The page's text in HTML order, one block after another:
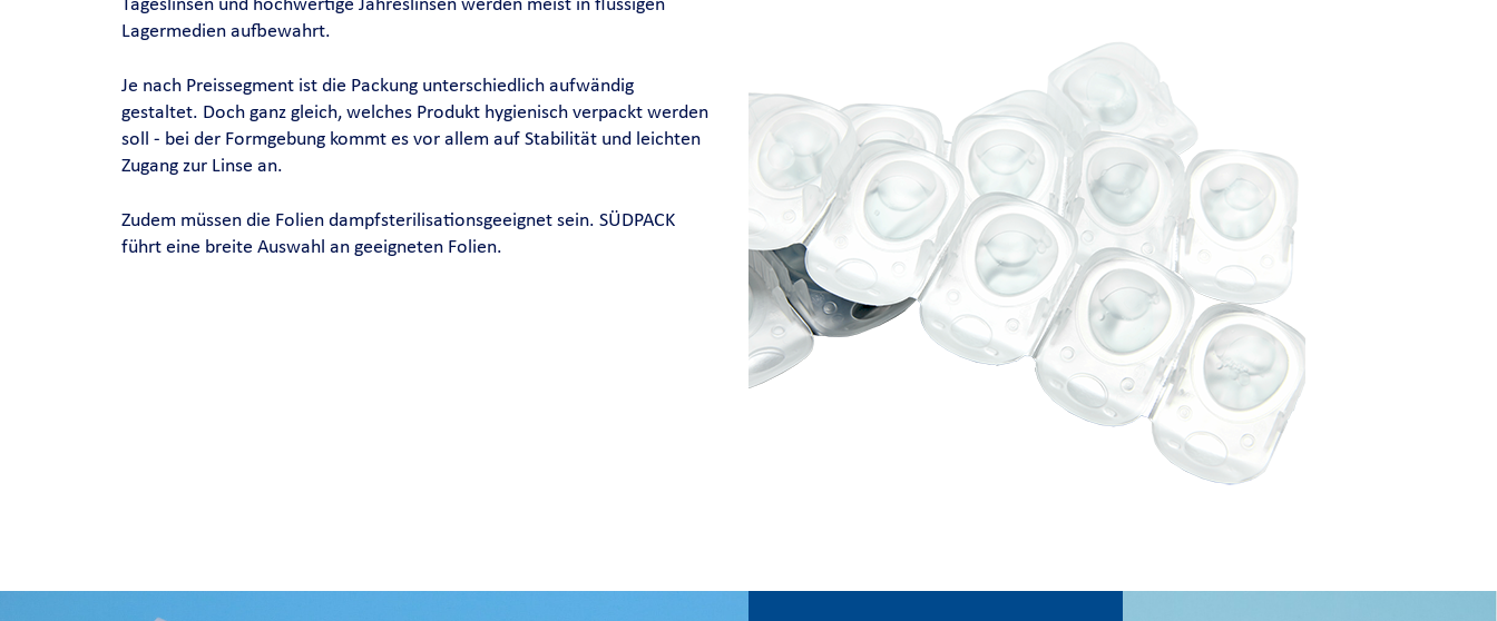
Lagermedien aufbewahrt.
Je nach Preissegment ist die Packung unterschiedlich aufwändig
gestaltet. Doch ganz gleich, welches Produkt hygienisch verpackt werden
soll - bei der Formgebung kommt es vor allem auf Stabilität und leichten
Zugang zur Linse an.
Zudem müssen die Folien dampfsterilisationsgeeignet sein. SÜDPACK
führt eine breite Auswahl an geeigneten Folien.